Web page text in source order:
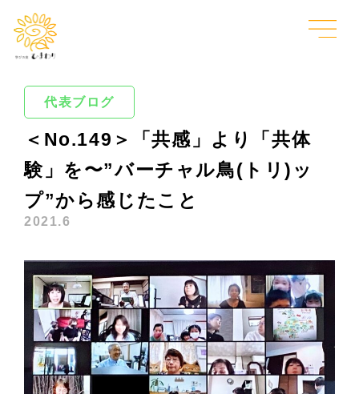
代表ブログ
＜No.149＞「共感」より「共体
験」を〜”バーチャル鳥(トリ)ッ
プ”から感じたこと
2021.6